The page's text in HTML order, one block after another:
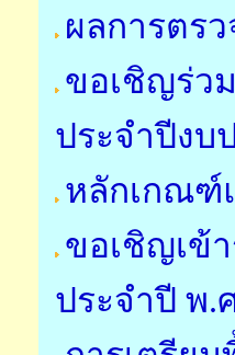
ผลการตร
ขอเชิญร่ว
ประจำปีง
หลักเกณฑ์
ขอเชิญเข้
ประจำปี พ